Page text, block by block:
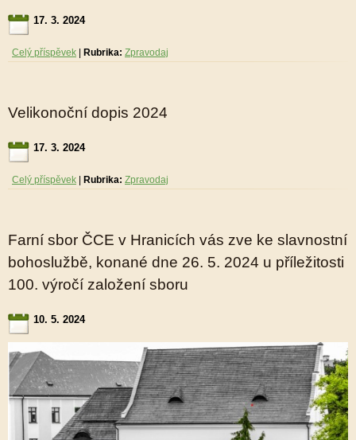
17. 3. 2024
Celý příspěvek Rubrika: Zpravodaj
Velikonoční dopis 2024
17. 3. 2024
Celý příspěvek Rubrika: Zpravodaj
Farní sbor ČCE v Hranicích vás zve ke slavnostní
bohoslužbě, konané dne 26. 5. 2024 u příležitosti
100. výročí založení sboru
10. 5. 2024